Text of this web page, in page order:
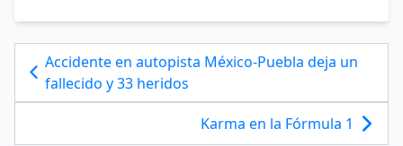
Accidente en autopista México-Puebla deja un
fallecido y 33 heridos
Karma en la Fórmula 1